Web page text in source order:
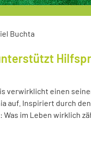
Buchta
verwirklicht einen
auf. Inspiriert durch
Was im Leben wirklich